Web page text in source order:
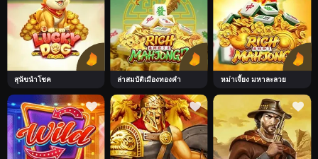
สุนัขนำโชค ล่าสมบัติเมืองทองคำ หม่าเจี้ยง มหาละลวย